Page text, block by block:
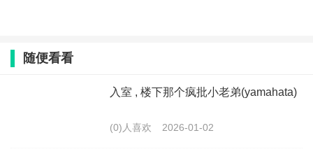
随便看看
入室 , 楼下那个疯批小老弟(yamahata)
(0)人喜欢 2026-01-02